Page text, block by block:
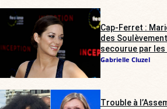
Cap-Ferret :
des
secourue par
Gabrielle Cluzel
Trouble à